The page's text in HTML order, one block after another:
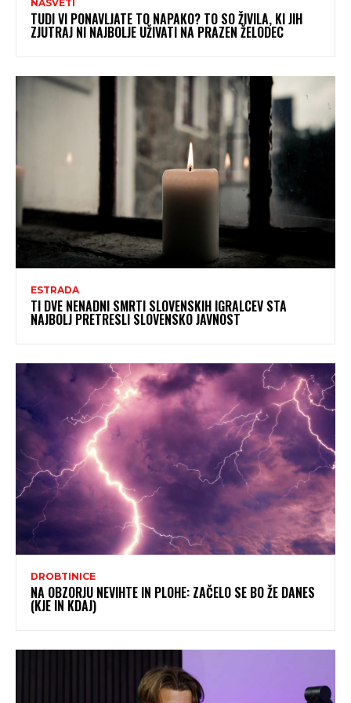
NASVETI
TUDI VI PONAVLJATE TO NAPAKO? TO SO ŽIVILA, KI JIH
ZJUTRAJ NI NAJBOLJE UŽIVATI NA PRAZEN ŽELODEC
ESTRADA
TI DVE NENADNI SMRTI SLOVENSKIH IGRALCEV STA
NAJBOLJ PRETRESLI SLOVENSKO JAVNOST
DROBTINICE
NA OBZORJU NEVIHTE IN PLOHE: ZAČELO SE BO ŽE DANES
(KJE IN KDAJ)